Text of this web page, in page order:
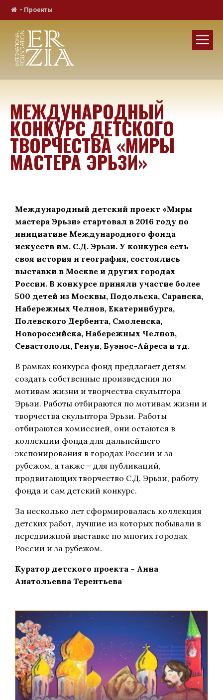
- Проекты
МЕЖДУНАРОДНЫЙ
КОНКУРС ДЕТСКОГО
ТВОРЧЕСТВА «МИРЫ
МАСТЕРА ЭРЬЗИ»
Международный детский проект «Миры
мастера Эрьзи» стартовал в 2016 году по
инициативе Международного фонда
искусств им. С.Д. Эрьзи. У конкурса есть
своя история и география, состоялись
выставки в Москве и других городах
России. В конкурсе приняли участие более
500 детей из Москвы, Подольска, Саранска,
Набережных Челнов, Екатеринбурга,
Полевского Дербента, Смоленска,
Новороссийска, Набережных Челнов,
Севастополя, Генуи, Буэнос-Айреса и тд.
В рамках конкурса фонд предлагает детям
создать собственные произведения по
мотивам жизни и творчества скульптора
Эрьзи. Работы отбираются по мотивам жизни и
творчества скульптора Эрьзи. Работы
отбираются комиссией, они остаются в
коллекции фонда для дальнейшего
экспонирования в городах России и за
рубежом, а также – для публикаций,
продвигающих творчество С.Д. Эрьзи, работу
фонда и сам детский конкурс.
За несколько лет сформировалась коллекция
детских работ, лучшие из которых побывали в
передвижной выставке по многих городах
России и за рубежом.
Куратор детского проекта – Анна
Анатольевна Терентьева